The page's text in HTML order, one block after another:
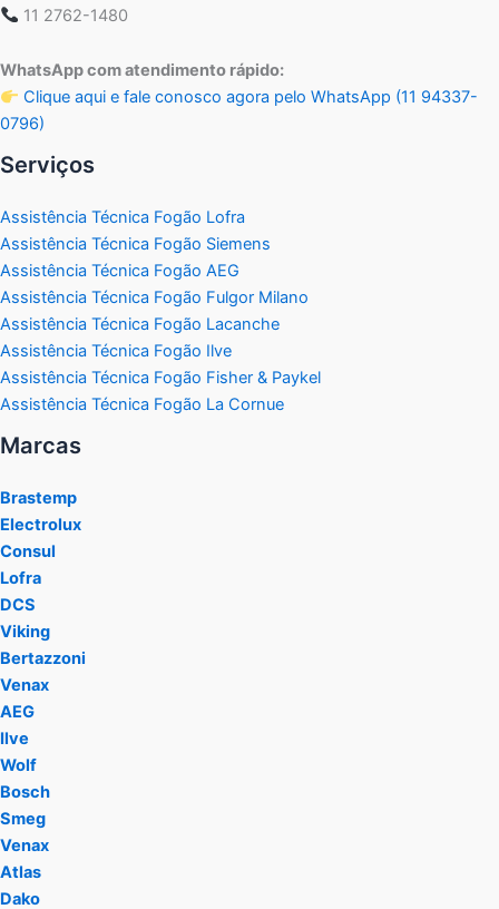
11 2762-1480
WhatsApp com atendimento rápido:
Clique aqui e fale conosco agora pelo WhatsApp (11 94337-
0796)
Serviços
Assistência Técnica Fogão Lofra
Assistência Técnica Fogão Siemens
Assistência Técnica Fogão AEG
Assistência Técnica Fogão Fulgor Milano
Assistência Técnica Fogão Lacanche
Assistência Técnica Fogão Ilve
Assistência Técnica Fogão Fisher & Paykel
Assistência Técnica Fogão La Cornue
Marcas
Brastemp
Electrolux
Consul
Lofra
DCS
Viking
Bertazzoni
Venax
AEG
Ilve
Wolf
Bosch
Smeg
Venax
Atlas
Dako